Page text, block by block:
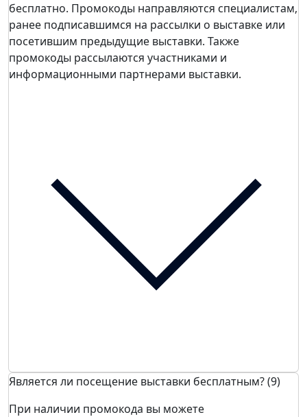
бесплатно. Промокоды направляются специалистам,
ранее подписавшимся на рассылки о выставке или
посетившим предыдущие выставки. Также
промокоды рассылаются участниками и
информационными партнерами выставки.
Является ли посещение выставки бесплатным? (9)
При наличии промокода вы можете